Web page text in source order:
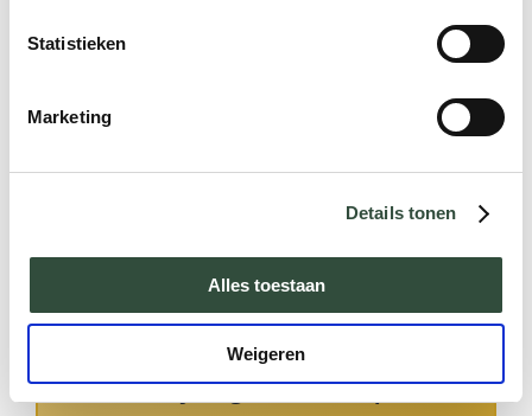
Statistieken
Marketing
Details tonen
Alles toestaan
Weigeren
Zicht® trainer. Zij houdt zich daarnaast bezig
psychotrauma. Met een gezonde dosis aan
humor lukt het Ans om eenieder te begrijpen en
te bereiken, en ze te helpen hun veerkracht te
vinden en realiseren.
Met ruim 35 jaar ervaring als coach weet ze
moeiteloos mensen en organisaties te
adviseren.
Kan ik je ergens mee helpen?